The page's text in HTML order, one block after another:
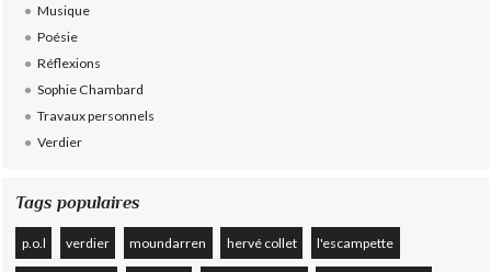
Musique
Poésie
Réflexions
Sophie Chambard
Travaux personnels
Verdier
Tags populaires
p.o.l verdier moundarren hervé collet l'escampette